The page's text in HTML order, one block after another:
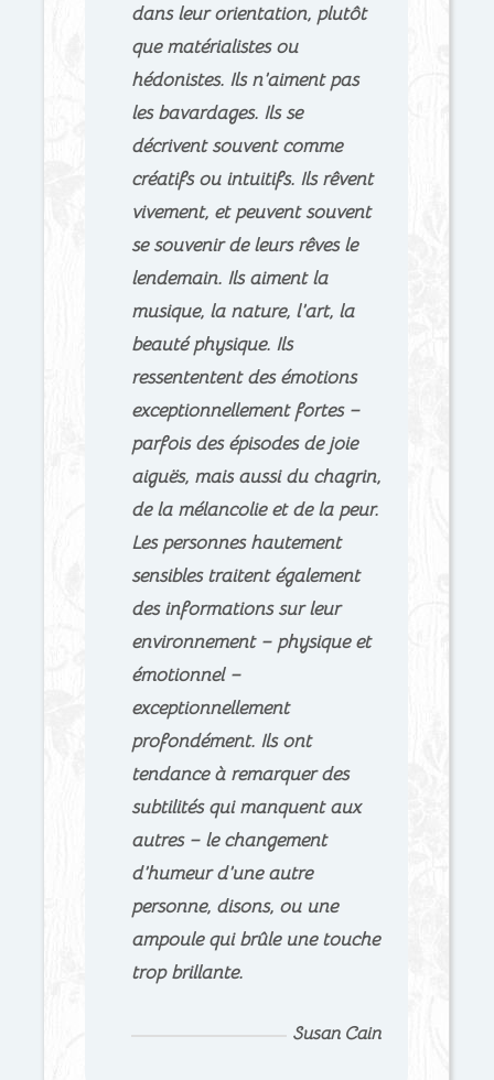
dans leur orientation, plutôt
que matérialistes ou
hédonistes. Ils n’aiment pas
les bavardages. Ils se
décrivent souvent comme
créatifs ou intuitifs. Ils rêvent
vivement, et peuvent souvent
se souvenir de leurs rêves le
lendemain. Ils aiment la
musique, la nature, l’art, la
beauté physique. Ils
ressententent des émotions
exceptionnellement fortes –
parfois des épisodes de joie
aiguës, mais aussi du chagrin,
de la mélancolie et de la peur.
Les personnes hautement
sensibles traitent également
des informations sur leur
environnement – physique et
émotionnel –
exceptionnellement
profondément. Ils ont
tendance à remarquer des
subtilités qui manquent aux
autres – le changement
d’humeur d’une autre
personne, disons, ou une
ampoule qui brûle une touche
trop brillante.
Susan Cain